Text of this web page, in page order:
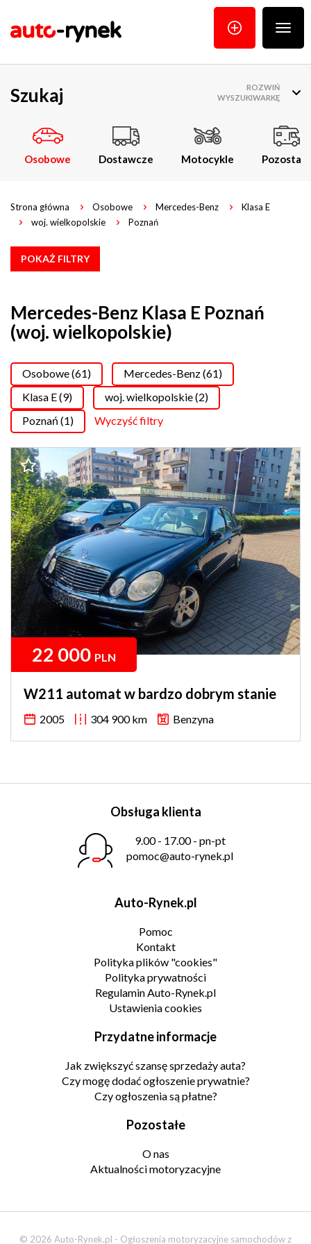
menu
Szukaj
Osobowe Dostawcze Motocykle Pozostałe
ROZWIŃ
WYSZUKIWARKĘ
Strona główna Osobowe Mercedes-Benz
Klasa E
woj. wielkopolskie
Poznań
POKAŻ FILTRY
Mercedes-Benz Klasa E Poznań
(woj. wielkopolskie)
Osobowe (61)
Mercedes-Benz (61)
Klasa E (9)
woj. wielkopolskie (2)
Poznań (1)
Wyczyść filtry
22 000 PLN
W211 automat w bardzo dobrym stanie
2005 304 900 km Benzyna
Obsługa klienta
9.00 - 17.00 - pn-pt
pomoc@auto-rynek.pl
Auto-Rynek.pl
Pomoc
Kontakt
Polityka plików "cookies"
Polityka prywatności
Regulamin Auto-Rynek.pl
Ustawienia cookies
Przydatne informacje
Jak zwiększyć szansę sprzedaży auta?
Czy mogę dodać ogłoszenie prywatnie?
Czy ogłoszenia są płatne?
Pozostałe
O nas
Aktualności motoryzacyjne
© 2026 Auto-Rynek.pl - Ogłoszenia motoryzacyjne samochodów z